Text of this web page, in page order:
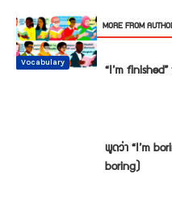
RELATED ARTICLES MORE FROM
Conversation “I’m
Vocabulary
พูดว่า “I’m
boring)
Vocabulary
Vocabulary
Vocabulary
Vocabulary